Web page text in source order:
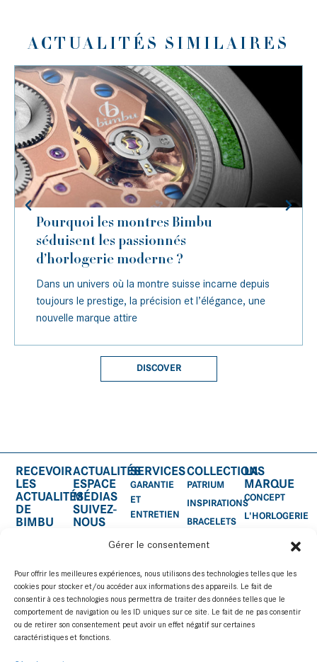
Gérer le consentement
Pour offrir les meilleures expériences, nous utilisons des technologies telles que les
cookies pour stocker et/ou accéder aux informations des appareils. Le fait de
consentir à ces technologies nous permettra de traiter des données telles que le
comportement de navigation ou les ID uniques sur ce site. Le fait de ne pas consentir
ou de retirer son consentement peut avoir un effet négatif sur certaines
caractéristiques et fonctions.
ACTUALITÉS SIMILAIRES
Pourquoi les montres Bimbu
séduisent les passionnés
d’horlogerie moderne ?
Dans un univers où la montre suisse incarne depuis
toujours le prestige, la précision et l’élégance, une
nouvelle marque attire
DISCOVER
LA
MARQUE
CONCEPT
L'HORLOGERIE
COLLECTIONS
PATRIUM
INSPIRATIONS
BRACELETS
ACCESSOIRES
SERVICES
GARANTIE
ET
ENTRETIEN
D'AUTHENTICITÉ
APRÈS-
VENTE
MANUEL
D’UTILISATION
ACTUALITÉS
ESPACE
MÉDIAS
SUIVEZ-
NOUS
RECEVOIR
LES
ACTUALITÉS
DE
BIMBU